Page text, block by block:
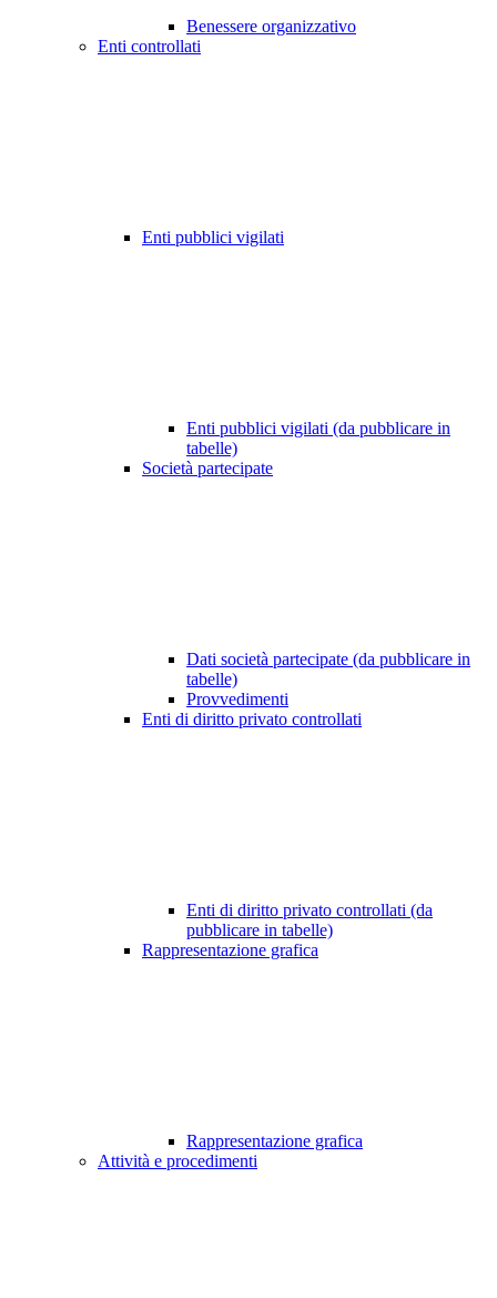
Benessere organizzativo
Enti controllati
Enti pubblici vigilati
Enti pubblici vigilati (da pubblicare in
tabelle)
Società partecipate
Dati società partecipate (da pubblicare in
tabelle)
Provvedimenti
Enti di diritto privato controllati
Enti di diritto privato controllati (da
pubblicare in tabelle)
Rappresentazione grafica
Rappresentazione grafica
Attività e procedimenti